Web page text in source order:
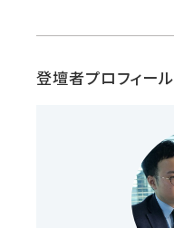
登壇者プロフィール